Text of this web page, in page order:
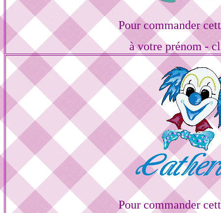
Pour commander
à votre prénom -
Pour commander